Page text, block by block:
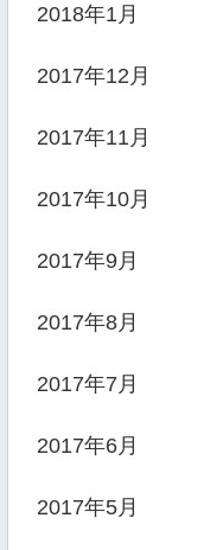
2018年1月
2017年12月
2017年11月
2017年10月
2017年9月
2017年8月
2017年7月
2017年6月
2017年5月